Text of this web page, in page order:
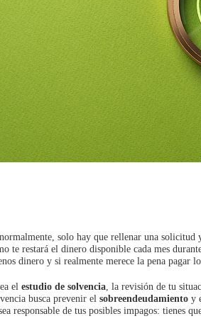
solo hay que rellenar una
te restará el dinero disponible cada mes
dinero y si realmente merece la pena pagar
el estudio de solvencia, la revisión de tu
busca prevenir el sobreendeudamiento y
responsable de tus posibles impagos: tienes